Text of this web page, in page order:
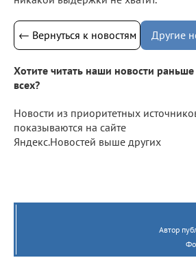
← Вернуться к новостям Другие
Хотите читать наши новости раньше
всех?
Новости из приоритетных
показываются на сайте
Яндекс.Новостей выше других
Автор